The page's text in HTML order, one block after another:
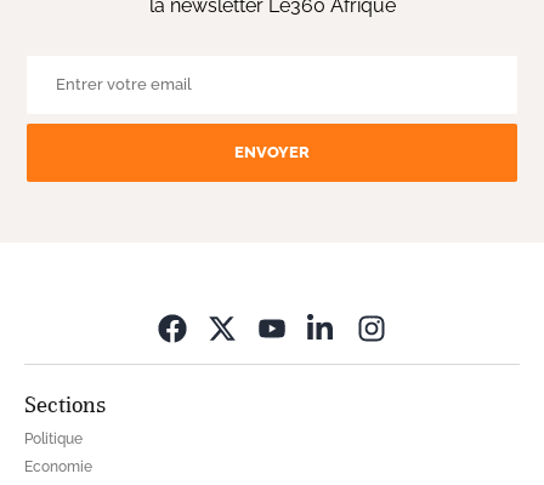
la newsletter Le360 Afrique
ENVOYER
Sections
Politique
Economie